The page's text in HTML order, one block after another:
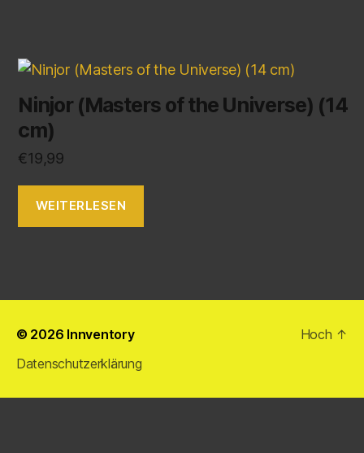
Ninjor (Masters of the Universe) (14
cm)
€19,99
WEITERLESEN
© 2026 Innventory
Datenschutzerklärung
Hoch ↑